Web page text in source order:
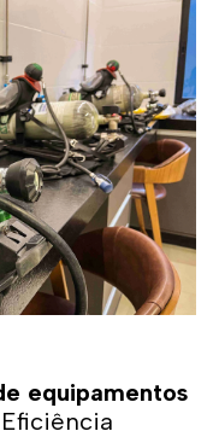
equipamentos